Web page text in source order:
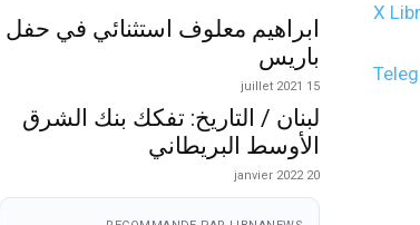
ابراهيم معلوف استثنائي في حفل
باريس
15 juillet 2021
لبنان / التاريخ: تفكك بنك الشرق
الأوسط البريطاني
20 janvier 2022